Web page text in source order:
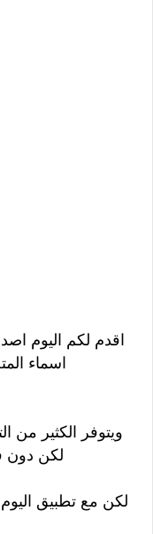
اقدم لكم اليوم
اسماء
ويتوفر الكثير من
لكن دون
لكن مع تطبيق